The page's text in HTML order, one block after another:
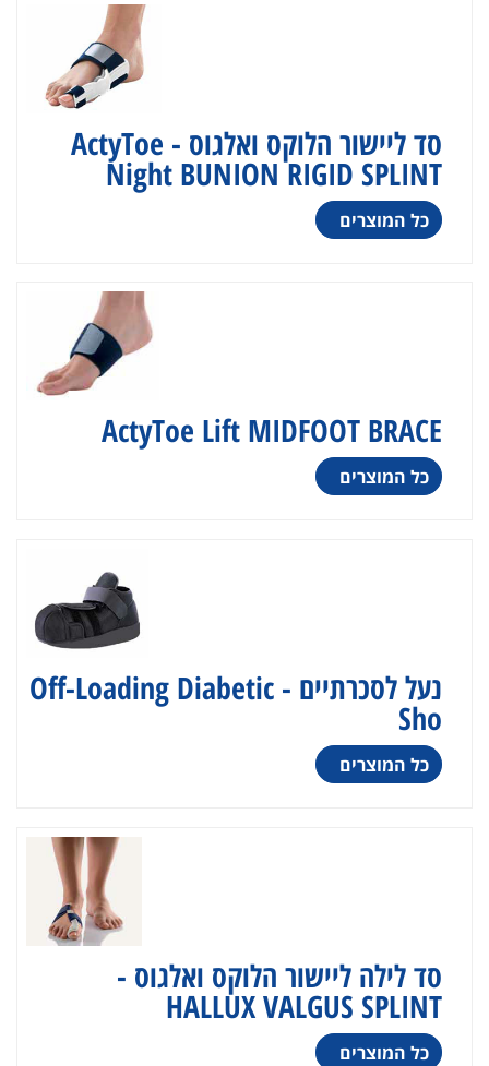
סד ליישור הלוקס ואלגוס - ActyToe
Night BUNION RIGID SPLINT
כל המוצרים
ActyToe Lift MIDFOOT BRACE
כל המוצרים
נעל לסכרתיים - Off-Loading Diabetic
Sho
כל המוצרים
סד לילה ליישור הלוקס ואלגוס -
HALLUX VALGUS SPLINT
כל המוצרים